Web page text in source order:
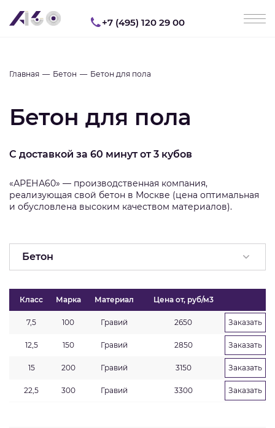
+7 (495) 120 29 00
Главная Бетон Бетон для пола
Бетон для пола
С доставкой за 60 минут от 3 кубов
«АРЕНА60» — производственная компания,
реализующая свой бетон в Москве (цена оптимальная
и обусловлена высоким качеством материалов).
Бетон
Класс Марка Материал Цена от, руб/м3
7,5 100 Гравий 2650 Заказать
12,5 150 Гравий 2850 Заказать
15 200 Гравий 3150 Заказать
22,5 300 Гравий 3300 Заказать